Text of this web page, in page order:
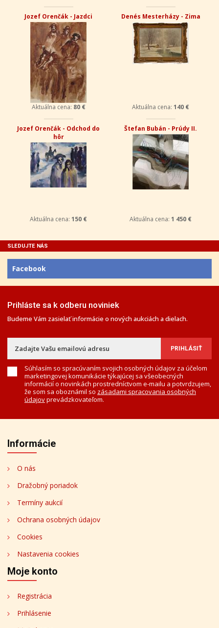
Jozef Orenčák - Jazdci
Aktuálna cena: 80 €
Denés Mesterházy - Zima
Aktuálna cena: 140 €
Jozef Orenčák - Odchod do
hôr
Aktuálna cena: 150 €
Štefan Bubán - Prúdy II.
Aktuálna cena: 1 450 €
SLEDUJTE NÁS
Facebook
Prihláste sa k odberu noviniek
Budeme Vám zasielať informácie o nových aukciách a dielach.
Súhlasím so spracúvaním svojich osobných údajov za účelom
marketingovej komunikácie týkajúcej sa všeobecných
informácií o novinkách prostredníctvom e-mailu a potvrdzujem,
že som sa oboznámil so zásadami spracovania osobných
údajovprevádzkovateľom.
Informácie
O nás
Dražobný poriadok
Termíny aukcií
Ochrana osobných údajov
Cookies
Nastavenia cookies
Moje konto
Registrácia
Prihlásenie